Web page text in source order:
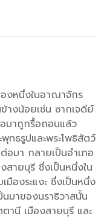
องหนึ่งในอาณาจักร
งน้อยเช่น ซากเจดีย์
มาถูกรื้อถอนแล้ว
ธรูปและพระโพธิสัตว์
มา กลายเป็นอำเภอ
สายบุรี ซึ่งเป็นหนึ่งใน
มืองระแงะ ซึ่งเป็นหนึ่ง
นมาของนราธิวาสนั้น
านี เมืองสายบุรี และ